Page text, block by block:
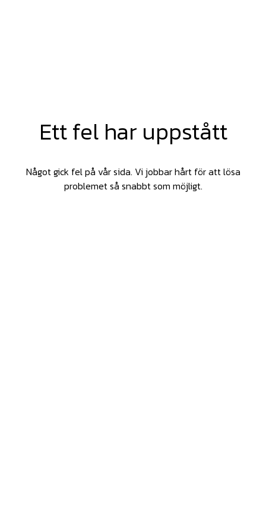
Ett fel har uppstått
Något gick fel på vår sida. Vi jobbar hårt för att lösa
problemet så snabbt som möjligt.